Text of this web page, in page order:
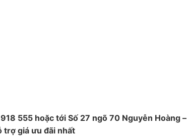
555 hoặc tới Số 27 ngõ 70 Nguyễn Hoàng –
trợ giá ưu đãi nhất